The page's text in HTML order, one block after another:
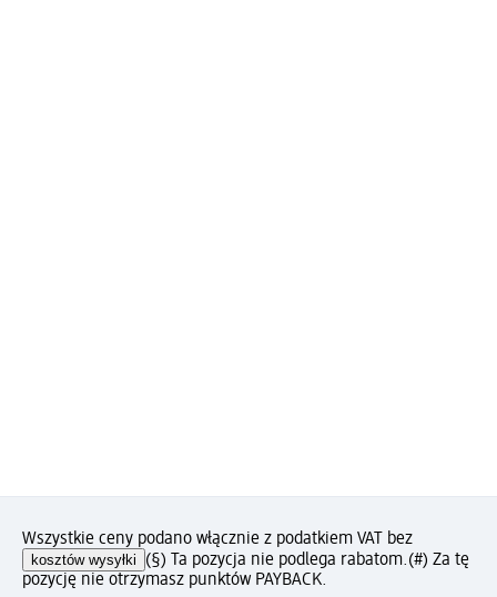
Wszystkie ceny podano włącznie z podatkiem VAT bez
kosztów wysyłki (§) Ta pozycja nie podlega rabatom.(#) Za tę
pozycję nie otrzymasz punktów PAYBACK.